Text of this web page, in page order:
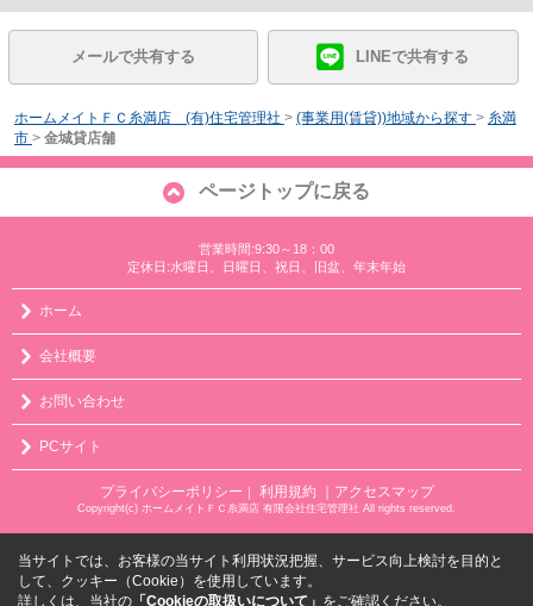
メールで共有する LINEで共有する
ホームメイトＦＣ糸満店 (有)住宅管理社 > (事業用(賃貸))地域から探す > 糸満
市 > 金城貸店舗
ページトップに戻る
営業時間:9:30～18：00
定休日:水曜日、日曜日、祝日、旧盆、年末年始
ホーム
会社概要
お問い合わせ
PCサイト
プライバシーポリシー 利用規約 ｜アクセスマップ
Copyright(c) ホームメイトＦＣ糸満店 有限会社住宅管理社 All rights reserved.
当サイトでは、お客様の当サイト利用状況把握、サービス向上検討を目的と
して、クッキー（Cookie）を使用しています。
詳しくは、当社の 「Cookieの取扱いについて」 をご確認ください。